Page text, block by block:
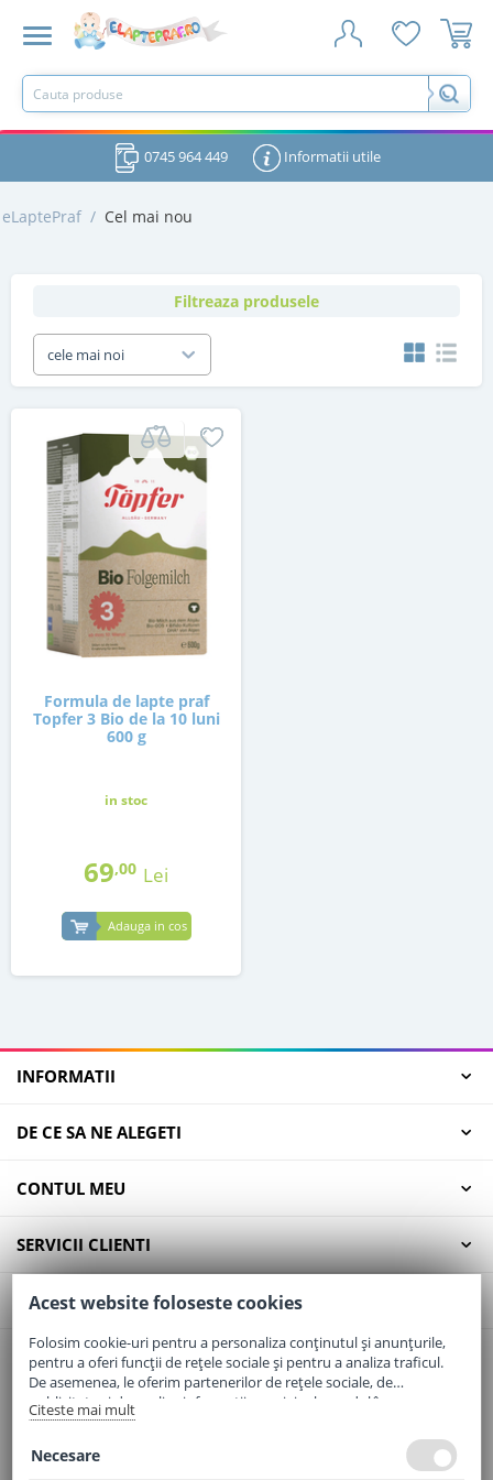
0745 964 449 Informatii utile
eLaptePraf / Cel mai nou
Filtreaza produsele
cele mai noi
Formula de lapte praf
Topfer 3 Bio de la 10 luni
600 g
in stoc
69,00 Lei
Adauga in cos
INFORMATII
DE CE SA NE ALEGETI
CONTUL MEU
SERVICII CLIENTI
CONTACT
Email:office@elaptepraf.ro
Telefon:0745-964-449
Adresa:Sos. Borsului, Nr. 20, Oradea, Jud. Bihor
Acest website foloseste cookies
Folosim cookie-uri pentru a personaliza conținutul și anunțurile,
pentru a oferi funcții de rețele sociale și pentru a analiza traficul.
De asemenea, le oferim partenerilor de rețele sociale, de
publicitate și de analize informații cu privire la modul în care
folosiți site-ul nostru. Aceștia le pot combina cu alte informații
Citeste mai mult
Necesare